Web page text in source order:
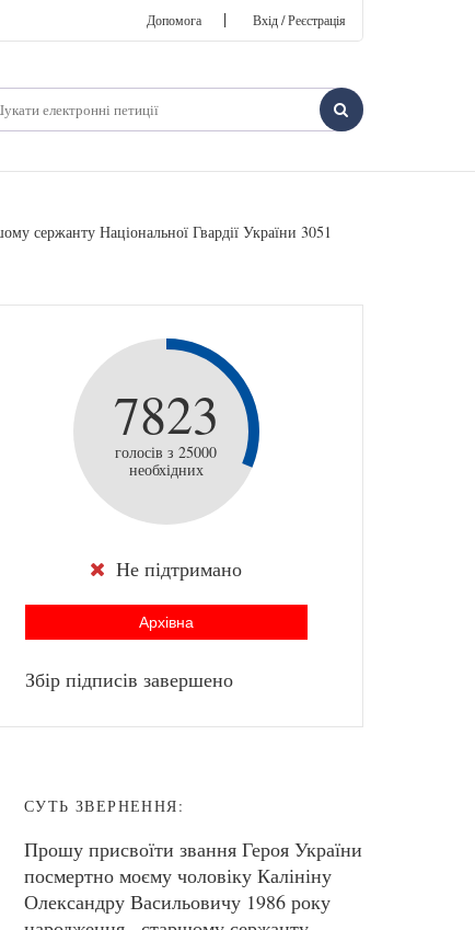
Допомога | Вхід / Реєстрація
сержанту Національної Гвардії України 3051
7823
голосів з 25000
необхідних
Не підтримано
Архівна
Збір підписів завершено
СУТЬ ЗВЕРНЕННЯ:
Прошу присвоїти звання Героя України
посмертно моєму чоловіку Калініну
Олександру Васильовичу 1986 року